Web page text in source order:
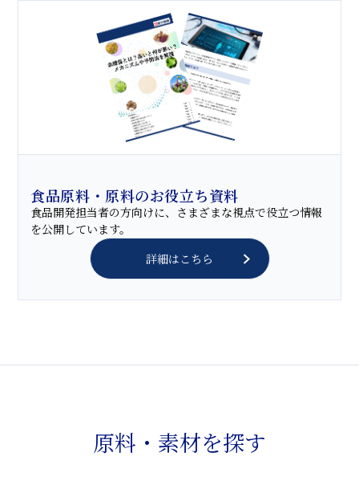
食品原料・原料のお役立ち資料
食品開発担当者の方向けに、さまざまな視点で役立つ情報
を公開しています。
詳細はこちら
原料・素材を探す